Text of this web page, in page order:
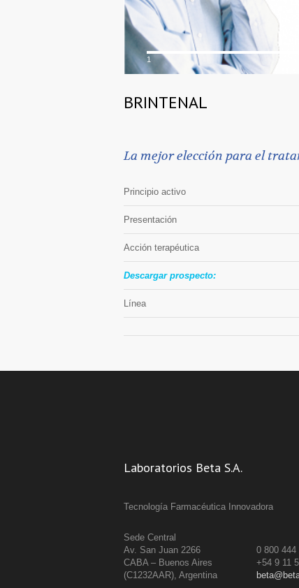
1
BRINTENAL
La mejor elección para el
Principio activo
Presentación
Acción terapéutica
Descargar prospecto:
Línea
Laboratorios Beta S.A.
Tecnología Farmacéutica Innovadora
Sede Central
Av. San Juan 2266
0 800 444
CABA – Buenos Aires
+54 9 11
(C1232AAR), Argentina